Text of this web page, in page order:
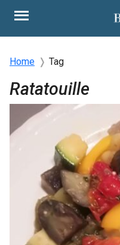
Home Tag
Ratatouille